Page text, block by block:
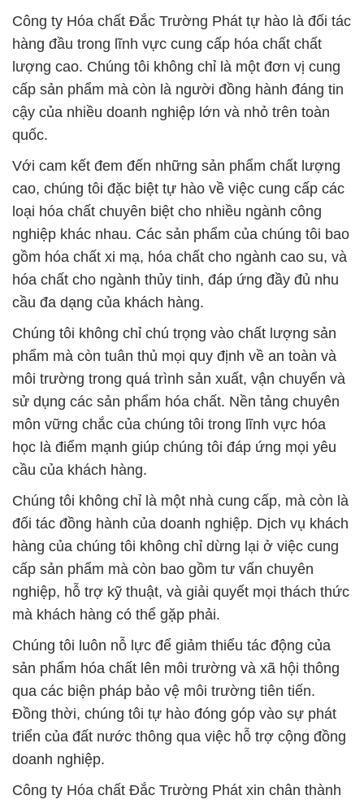
Công ty Hóa chất Đắc Trường Phát tự hào là đối tác
hàng đầu trong lĩnh vực cung cấp hóa chất chất
lượng cao. Chúng tôi không chỉ là một đơn vị cung
cấp sản phẩm mà còn là người đồng hành đáng tin
cậy của nhiều doanh nghiệp lớn và nhỏ trên toàn
quốc.
Với cam kết đem đến những sản phẩm chất lượng
cao, chúng tôi đặc biệt tự hào về việc cung cấp các
loại hóa chất chuyên biệt cho nhiều ngành công
nghiệp khác nhau. Các sản phẩm của chúng tôi bao
gồm hóa chất xi mạ, hóa chất cho ngành cao su, và
hóa chất cho ngành thủy tinh, đáp ứng đầy đủ nhu
cầu đa dạng của khách hàng.
Chúng tôi không chỉ chú trọng vào chất lượng sản
phẩm mà còn tuân thủ mọi quy định về an toàn và
môi trường trong quá trình sản xuất, vận chuyển và
sử dụng các sản phẩm hóa chất. Nền tảng chuyên
môn vững chắc của chúng tôi trong lĩnh vực hóa
học là điểm mạnh giúp chúng tôi đáp ứng mọi yêu
cầu của khách hàng.
Chúng tôi không chỉ là một nhà cung cấp, mà còn là
đối tác đồng hành của doanh nghiệp. Dịch vụ khách
hàng của chúng tôi không chỉ dừng lại ở việc cung
cấp sản phẩm mà còn bao gồm tư vấn chuyên
nghiệp, hỗ trợ kỹ thuật, và giải quyết mọi thách thức
mà khách hàng có thể gặp phải.
Chúng tôi luôn nỗ lực để giảm thiểu tác động của
sản phẩm hóa chất lên môi trường và xã hội thông
qua các biện pháp bảo vệ môi trường tiên tiến.
Đồng thời, chúng tôi tự hào đóng góp vào sự phát
triển của đất nước thông qua việc hỗ trợ cộng đồng
doanh nghiệp.
Công ty Hóa chất Đắc Trường Phát xin chân thành